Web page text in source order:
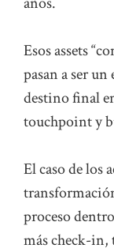
Esos assets
pasan a ser
destino final
touchpoint y
El caso de los
proceso
más check-in,